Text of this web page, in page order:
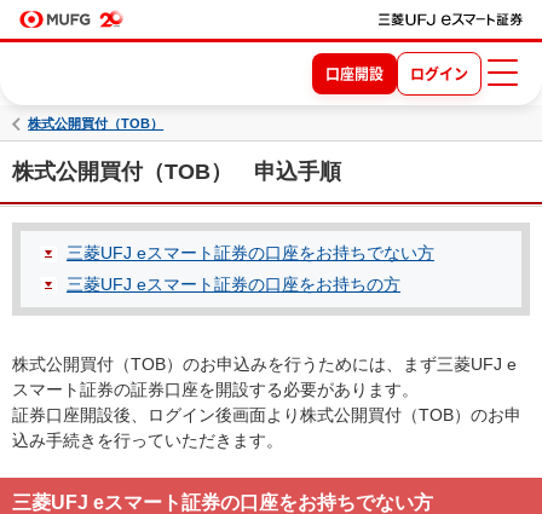
口座開設 ログイン
株式公開買付（TOB）
株式公開買付（TOB） 申込手順
三菱UFJ eスマート証券の口座をお持ちでない方
三菱UFJ eスマート証券の口座をお持ちの方
株式公開買付（TOB）のお申込みを行うためには、まず三菱UFJ e
スマート証券の証券口座を開設する必要があります。
証券口座開設後、ログイン後画面より株式公開買付（TOB）のお申
込み手続きを行っていただきます。
三菱UFJ eスマート証券の口座をお持ちでない方